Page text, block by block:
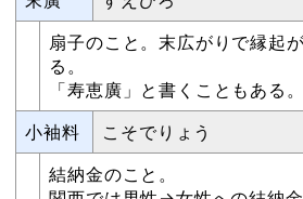
扇子のこと。末広がりで縁起
る。
「寿恵廣」と書くこともある。
小袖料
こそでりょう
結納金のこと。